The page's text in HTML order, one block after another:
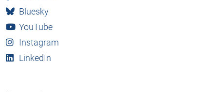
Bluesky
YouTube
Instagram
LinkedIn